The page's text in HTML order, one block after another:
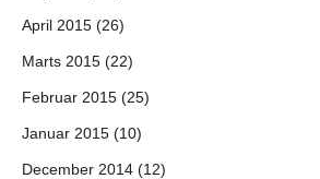
April 2015 (26)
Marts 2015 (22)
Februar 2015 (25)
Januar 2015 (10)
December 2014 (12)